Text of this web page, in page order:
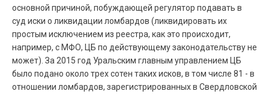
основной причиной, побуждающей регулятор подавать в
суд иски о ликвидации ломбардов (ликвидировать их
простым исключением из реестра, как это происходит,
например, с МФО, ЦБ по действующему законодательству не
может). За 2015 год Уральским главным управлением ЦБ
было подано около трех сотен таких исков, в том числе 81 - в
отношении ломбардов, зарегистрированных в Свердловской